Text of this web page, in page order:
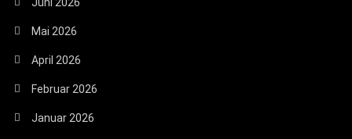
Mai 2026
April 2026
Februar 2026
Januar 2026